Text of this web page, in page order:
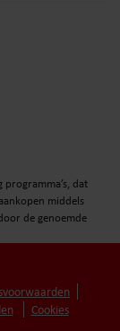
dat
middels
de genoemde
Cookies